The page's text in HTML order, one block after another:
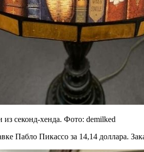
секонд-хенда. Фото: demilked
Пабло Пикассо за 14,14 доллара.